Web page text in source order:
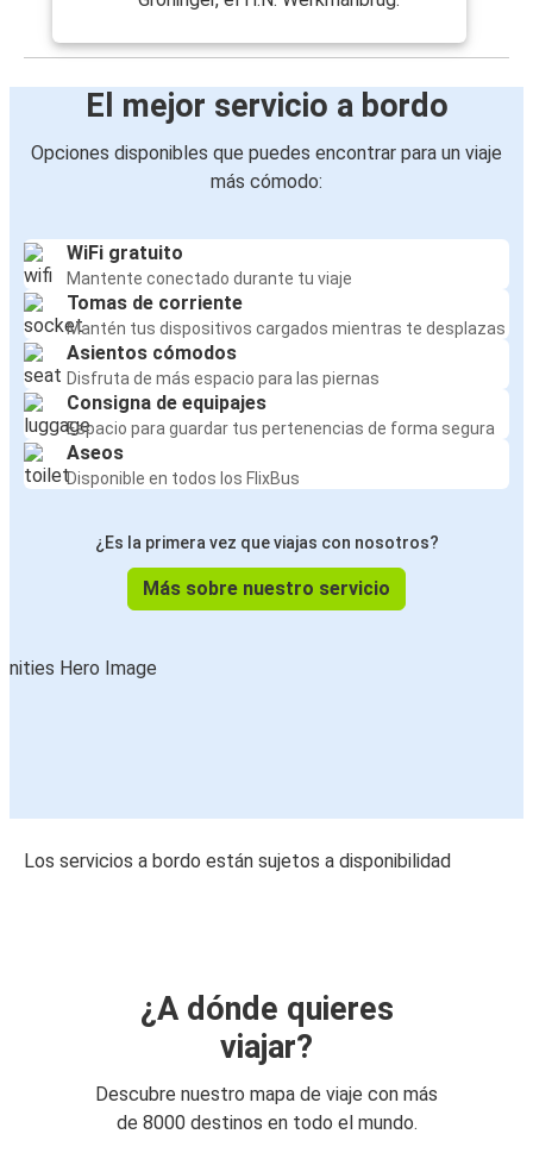
El mejor servicio a bordo
Opciones disponibles que puedes encontrar para un viaje
más cómodo:
WiFi gratuito
Mantente conectado durante tu viaje
Tomas de corriente
Mantén tus dispositivos cargados mientras te desplazas
Asientos cómodos
Disfruta de más espacio para las piernas
Consigna de equipajes
Espacio para guardar tus pertenencias de forma segura
Aseos
Disponible en todos los FlixBus
¿Es la primera vez que viajas con nosotros?
Más sobre nuestro servicio
Los servicios a bordo están sujetos a disponibilidad
¿A dónde quieres
viajar?
Descubre nuestro mapa de viaje con más
de 8000 destinos en todo el mundo.